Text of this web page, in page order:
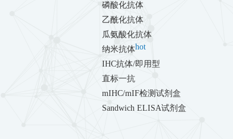
磷酸化抗体
乙酰化抗体
瓜氨酸化抗体
纳米抗体hot
IHC抗体/即用型
直标一抗
mIHC/mIF检测试剂盒
Sandwich ELISA试剂盒